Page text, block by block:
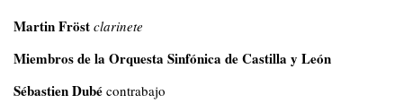
Martin Fröst clarinete
Miembros de la Orquesta Sinfónica de Castilla y León
Sébastien Dubé contrabajo